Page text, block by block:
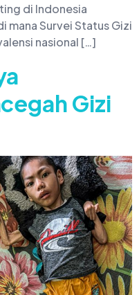
di Indonesia
mana Survei Status Gizi
nasional […]
Gizi